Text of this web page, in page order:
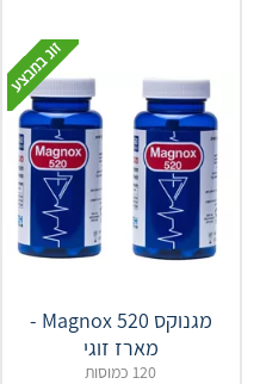
מגנוקס 520 Magnox -
מארז זוגי
120 כמוסות